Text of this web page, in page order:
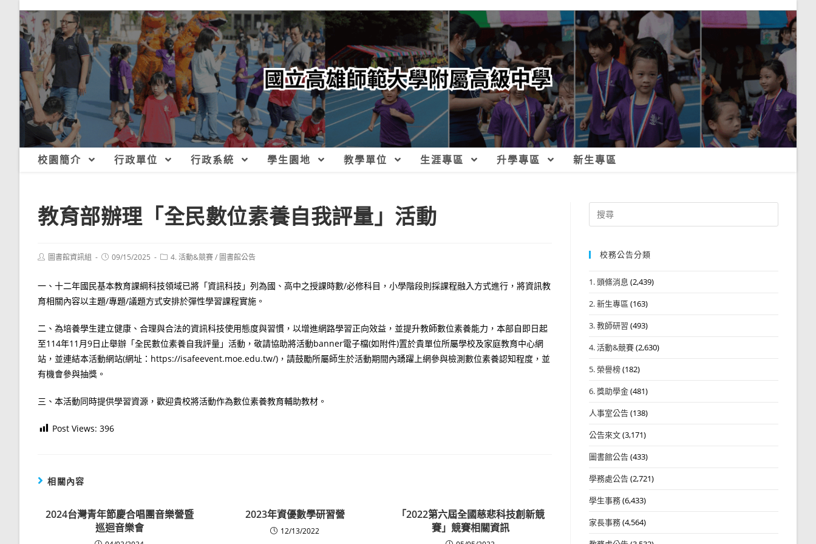
校園簡介 行政單位 行政系統 學生園地 教學單位 生涯專區 升學專區 新生專區
教育部辦理「全民數位素養自我評量」活動
Post圖書館資訊組
Post09/15/2025
Post4. 活動&競賽/ 圖書館公告
一、十二年國民基本教育課綱科技領域已將「資訊科技」列為國、高中之授課時數/必修科目，小學階段則採課程融入方式進行，將資訊教
育相關內容以主題/專題/議題方式安排於彈性學習課程實施。
二、為培養學生建立健康、合理與合法的資訊科技使用態度與習慣，以增進網路學習正向效益，並提升教師數位素養能力，本部自即日起
至114年11月9日止舉辦「全民數位素養自我評量」活動，敬請協助將活動banner電子檔(如附件)置於貴單位所屬學校及家庭教育中心網
站，並連結本活動網站(網址：https://isafeevent.moe.edu.tw/)，請鼓勵所屬師生於活動期間內踴躍上網參與檢測數位素養認知程度，並
有機會參與抽獎。
三、本活動同時提供學習資源，歡迎貴校將活動作為數位素養教育輔助教材。
Post Views: 396
相關內容
2024台灣青年節慶合唱團音樂營暨
巡迴音樂會
2023年資優數學研習營
12/13/2022
「2022第六屆全國慈悲科技創新競
賽」競賽相關資訊
Search
for:
校務公告分類
1. 頭條消息 (2,439)
2. 新生專區 (163)
3. 教師研習 (493)
4. 活動&競賽(2,630)
5. 榮譽榜(182)
6. 獎助學金(481)
人事室公告(138)
公告來文(3,171)
圖書館公告(433)
學務處公告(2,721)
學生事務(6,433)
家長事務(4,564)